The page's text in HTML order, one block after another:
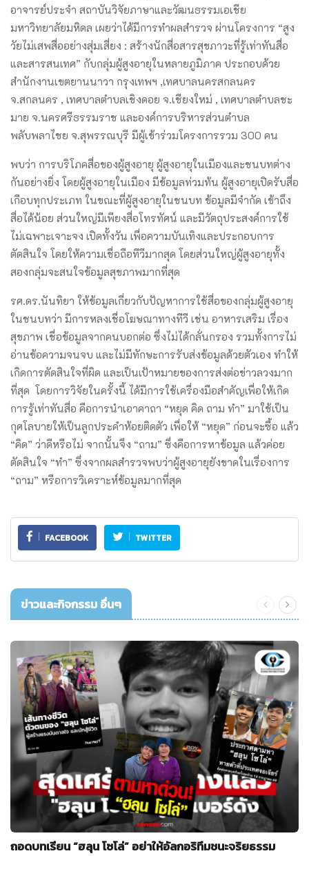
อาจารย์ประจำ สถาบันวิจัยภาษาและวัฒนธรรมเอเชีย
มหาวิทยาลัยมหิดล เผยว่าได้มีการทำผลสำรวจ ผ่านโครงการ “สูง
วัยไม่เสพสื่ออย่างสุ่มเสี่ยง : สร้างนักสื่อสารสุขภาวะที่รู้เท่าทันสื่อ
และสารสนเทศ” กับกลุ่มผู้สูงอายุในหลายภูมิภาค ประกอบด้วย
สำนักงานเขตยานนาวา กรุงเทพฯ ,เทศบาลนครสกลนคร
จ.สกลนคร , เทศบาลตำบลเชิงดอย จ.เชียงใหม่ , เทศบาลตำบลชะ
มาย จ.นครศรีธรรมราช และองค์การบริหารส่วนตำบล
พลับพลาไชย จ.สุพรรณบุรี มีผู้เข้าร่วมโครงการรวม 300 คน
พบว่า การบริโภคสื่อของผู้สูงอายุ ผู้สูงอายุในเมืองและชนบทต่าง
กันอย่างยิ่ง โดยผู้สูงอายุในเมือง มีข้อมูลท่วมท้น ผู้สูงอายุเปิดรับสื่อ
เกือบทุกประเภท ในขณะที่ผู้สูงอายุในชนบท ข้อมูลมีจำกัด เข้าถึง
สื่อได้น้อย ส่วนใหญ่มีเพียงสื่อโทรทัศน์ และมีวัตถุประสงค์การใช้
ไม่เฉพาะเจาะจง เปิดทั้งวัน เพื่อความบันเทิงและประกอบการ
ตัดสินใจ โดยให้ความเชื่อถือทีวีมากสุด โดยส่วนใหญ่ผู้สูงอายุทั้ง
สองกลุ่มจะสนใจข้อมูลสุขภาพมากที่สุด
รศ.ดร.นันทิยา ให้ข้อมูลเกี่ยวกับปัญหาการใช้สื่อของกลุ่มผู้สูงอายุ
ในชนบทว่า มีการหลงเชื่อโฆษณาทางทีวี เช่น อาหารเสริม เรื่อง
สุขภาพ เชื่อข้อมูลจากคนบอกต่อ ซึ่งไม่ได้กลั่นกรอง รวมทั้งการไม่
อ่านข้อความจนจบ และไม่มีทักษะการรับส่งข้อมูลด้วยตัวเอง ทำให้
เกิดการตัดสินใจที่ผิด และเป็นเป้าหมายของการส่งต่อข่าวลวงมาก
ที่สุด โดยการวิจัยในครั้งนี้ ได้มีการใช้เครื่องมือสำคัญเพื่อให้เกิด
การรู้เท่าทันสื่อ คือการนำเอาคาถา “หยุด คิด ถาม ทำ” มาใช้เป็น
กุศโลบายให้เป็นลูกประคำห้อยติดตัว เพื่อให้ “หยุด” ก่อนจะซื้อ แล้ว
“คิด” ว่าดีหรือไม่ จากนั้นจึง “ถาม” ซึ่งคือการหาข้อมูล แล้วค่อย
ตัดสินใจ “ทำ” ซึ่งจากผลสำรวจพบว่าผู้สูงอายุยังขาดในเรื่องการ
“ถาม” หรือการวิเคราะห์ข้อมูลมากที่สุด
FACEBOOK TWITTER
ข่าวและกิจกรรม อื่นๆ
ถอดบทเรียน “ฮลุน โซโล่” อย่าให้อัลกอริทึมชนะจริยธรรม